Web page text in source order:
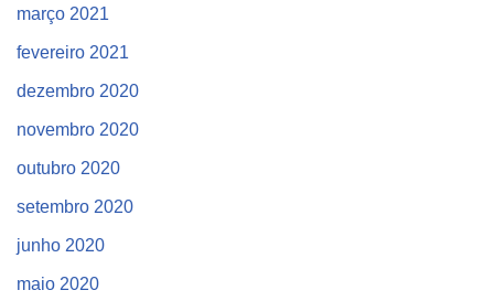
março 2021
fevereiro 2021
dezembro 2020
novembro 2020
outubro 2020
setembro 2020
junho 2020
maio 2020